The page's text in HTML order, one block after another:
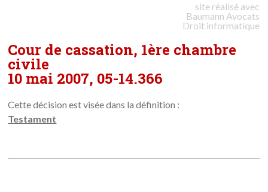
site réalisé avec
Baumann Avocats
Droit informatique
Cour de cassation, 1ère chambre
civile
10 mai 2007, 05-14.366
Cette décision est visée dans la définition :
Testament